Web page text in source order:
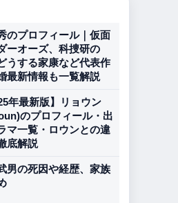
のプロフィール｜仮面
ーオーズ、科捜研の
うする家康など代表作
最新情報も一覧解説
年最新版】リョウン
のプロフィール・出
マ一覧・ロウンとの違
底解説
男の死因や経歴、家族